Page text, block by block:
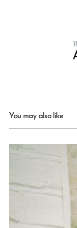
You may also like